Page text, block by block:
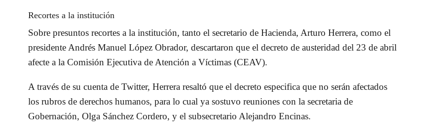
Recortes a la institución
Sobre presuntos recortes a la institución, tanto el secretario de Hacienda, Arturo Herrera, como el
presidente Andrés Manuel López Obrador, descartaron que el decreto de austeridad del 23 de abril
afecte a la Comisión Ejecutiva de Atención a Víctimas (CEAV).
A través de su cuenta deTwitter, Herrera resaltó que el decreto especifica que no serán afectados
los rubros de derechos humanos, para lo cual ya sostuvo reuniones con la secretaria de
Gobernación, Olga Sánchez Cordero, y el subsecretario Alejandro Encinas.